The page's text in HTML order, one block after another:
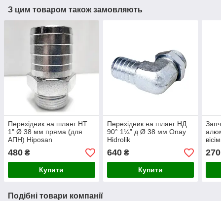
З цим товаром також замовляють
Перехідник на шланг НТ
1" Ø 38 мм пряма (для
АПН) Hiposan
480 ₴
Купити
Перехідник на шланг НД
90° 1¼” д Ø 38 мм Onay
Hidrolik
640₴
Купити
270
Подібні товари компанії